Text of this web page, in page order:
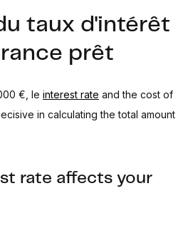
taux d'intérêt
prêt
€, le interest rate and the cost of
in calculating the total amount
rate affects your